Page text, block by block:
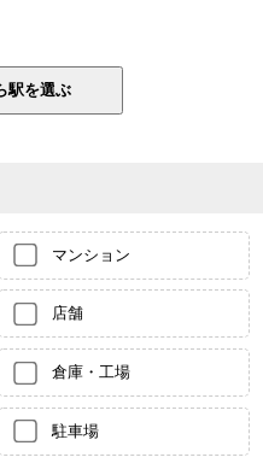
マンション
店舗
倉庫・工場
駐車場